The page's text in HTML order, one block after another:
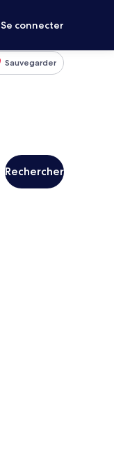
Se connecter
Sauvegarder
Rechercher